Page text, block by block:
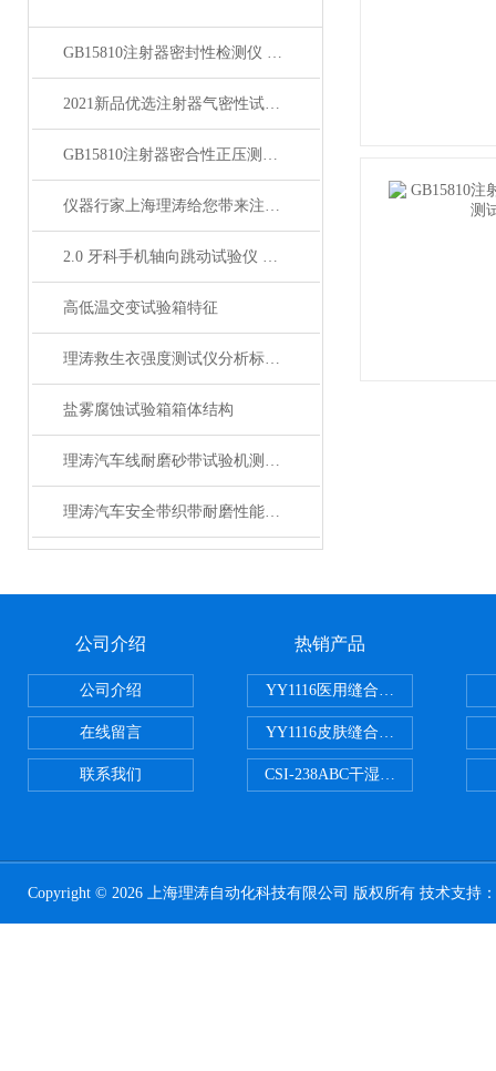
GB15810注射器密封性检测仪 使用指南
2021新品优选注射器气密性试验仪 采购指南
GB15810注射器密合性正压测试仪 讲解技术
仪器行家上海理涛给您带来注射器气密性试验仪小科普！
2.0 牙科手机轴向跳动试验仪 YY 0059.1-1991 技术解析
高低温交变试验箱特征
理涛救生衣强度测试仪分析标准 专业知识
盐雾腐蚀试验箱箱体结构
理涛汽车线耐磨砂带试验机测试稳定
理涛汽车安全带织带耐磨性能试验机测试稳定
公司介绍
公司介绍
在线留言
联系我们
热销产品
YY1116医用缝合线线径试验仪
YY1116皮肤缝合线线径测量仪
CSI-238ABC干湿电动摩擦色牢度
Copyright © 2026 上海理涛自动化科技有限公司 版权所有 技术支持：